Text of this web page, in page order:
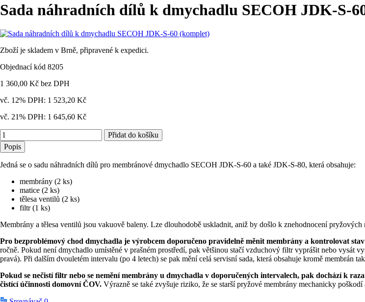
Sada náhradních dílů k dmychadlu SECOH JDK-S-
Zboží je skladem v Brně, připravené k expedici.
Objednací kód 8205
1 360,00 Kč bez DPH
vč. 12% DPH: 1 523,20 Kč
vč. 21% DPH: 1 645,60 Kč
Přidat do košíku
Popis
Jedná se o sadu náhradních dílů pro membránové dmychadlo SECOH JDK-S-60 a také JDK-S-80, která obsahuje:
membrány (2 ks)
matice (2 ks)
tělesa ventilů (2 ks)
filtr (1 ks)
Membrány a tělesa ventilů jsou vakuově baleny. Lze dlouhodobě uskladnit, aniž by došlo k znehodnocení pryžových
Pro bezproblémový chod dmychadla je výrobcem doporučeno pravidelně měnit membrány a kontrolovat
ročně. Pokud není dmychadlo umístěné v prašném prostředí, pak většinou stačí vzduchový filtr vyprášit nebo vysát
pravá). Při dalším dvouletém intervalu (po 4 letech) se pak mění celá servisní sada, která obsahuje kromě membrán
Pokud se nečistí filtr nebo se nemění membrány u dmychadla v doporučených intervalech, pak dochází k
čistící účinnosti domovní ČOV. Výrazně se také zvyšuje riziko, že se starší pryžové membrány mechanicky